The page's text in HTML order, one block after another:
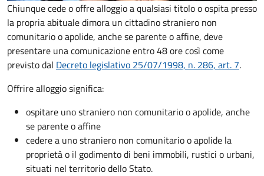
Chiunque cede o offre alloggio a qualsiasi titolo o ospita presso
la propria abituale dimora un cittadino straniero non
comunitario o apolide, anche se parente o affine, deve
presentare una comunicazione entro 48 ore così come
previsto dal Decreto legislativo 25/07/1998, n. 286, art. 7.
Offrire alloggio significa:
ospitare uno straniero non comunitario o apolide, anche
se parente o affine
cedere a uno straniero non comunitario o apolide la
proprietà o il godimento di beni immobili, rustici o urbani,
situati nel territorio dello Stato.